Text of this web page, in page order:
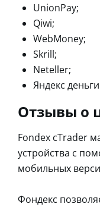
UnionPay;
Qiwi;
WebMoney;
Skrill;
Neteller;
Яндекс
Отзывы о
Fondex cTrader
устройства с
мобильных
Фондекс